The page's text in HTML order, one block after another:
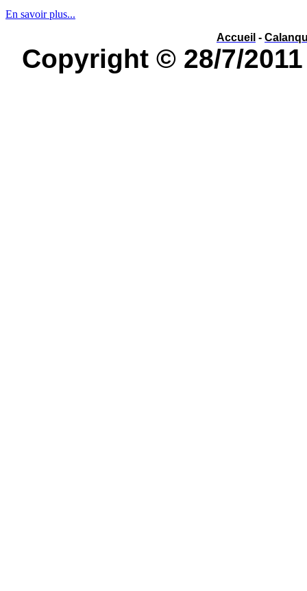
En savoir plus...
Accueil -
Copyright © 28/7/